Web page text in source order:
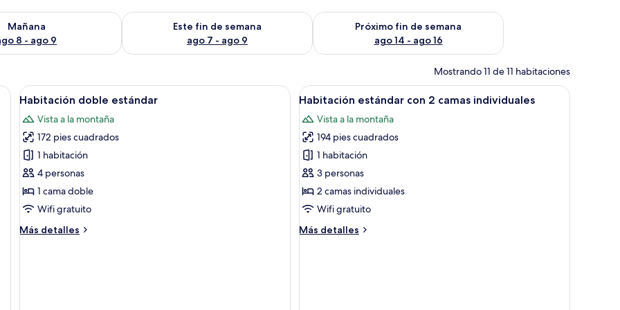
Mañana
8 - ago 9
para mañana ago 8 - ago 9
Este fin de semana
ago 7 - ago 9
Consulta la disponibilidad para este fin de semana ago 7 - ago 9
Próximo fin de semana
ago 14 - ago 16
Consulta la disponibilidad para el próximo fin de semana ago
Mostrando 11 de 11 habitaciones
Abrir
todas
las
fotos
de
Habitación
doble
estándar
Escritorio, cortinas blackout, insonorización y wifi gratis
17
Habitación doble estándar
Vista a la montaña
172 pies cuadrados
1 habitación
4 personas
1 cama doble
Wifi gratuito
Más detalles
Más
Abrir
todas
las
fotos
de
Habitación
estándar
con
camas
Una habitación de hotel con cama,
9
Habitación estándar con 2 camas individuales
Vista a la montaña
194 pies cuadrados
1 habitación
3 personas
2 camas individuales
Wifi gratuito
Más detalles
Más